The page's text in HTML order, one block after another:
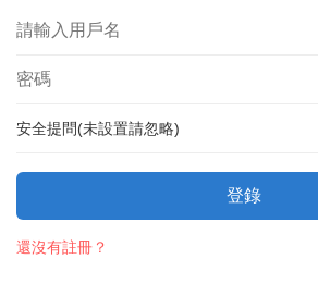
安全提問(未設置請忽略)
登錄
還沒有註冊？